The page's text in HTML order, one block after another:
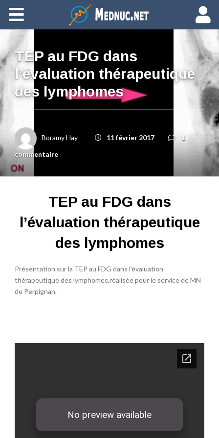
Ajouter du contenu
TEP au FDG dans
l’évaluation thérapeutique
des lymphomes
Boramy Hay 11 février 2017
1
commentaire
TEP au FDG dans
l’évaluation thérapeutique
des lymphomes
Présentation sur la TEP au FDG dans l’évaluation
thérapeutique des lymphomes,réalisée pour le service de MN
de Perpignan.